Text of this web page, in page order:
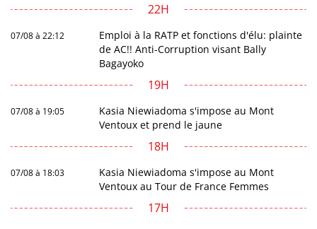
22H
07/08 à 22:12
Emploi à la RATP et fonctions d'élu: plainte
de AC!! Anti-Corruption visant Bally
Bagayoko
19H
07/08 à 19:05
Kasia Niewiadoma s'impose au Mont
Ventoux et prend le jaune
18H
07/08 à 18:03
Kasia Niewiadoma s'impose au Mont
Ventoux au Tour de France Femmes
17H